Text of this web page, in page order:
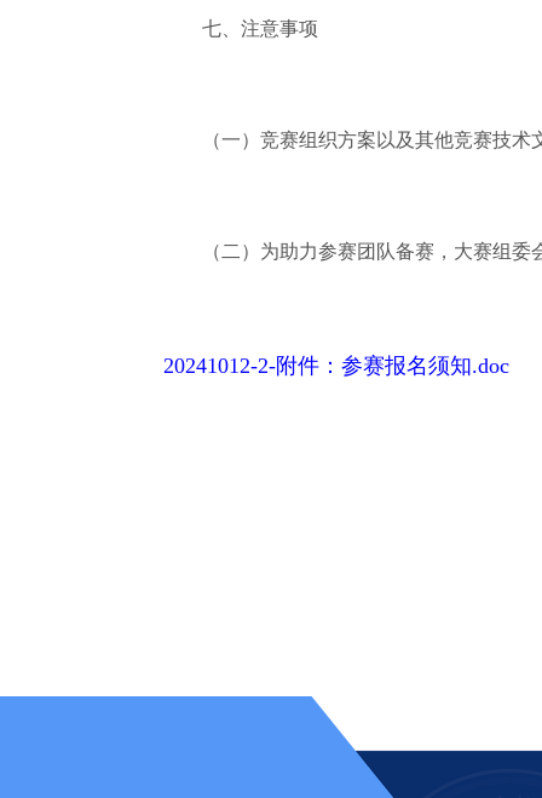
七、注意事项
（一）竞赛组织方案以及其他竞赛技术
（二）为助力参赛团队备赛，大赛组委会
20241012-2-附件：参赛报名须知.doc